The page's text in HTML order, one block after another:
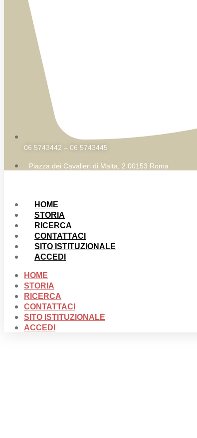
06 5743442 – 06 5743445
Piazza dei Cavalieri di Malta, 2 00153 Roma
HOME
STORIA
RICERCA
CONTATTACI
SITO ISTITUZIONALE
ACCEDI
HOME
STORIA
RICERCA
CONTATTACI
SITO ISTITUZIONALE
ACCEDI